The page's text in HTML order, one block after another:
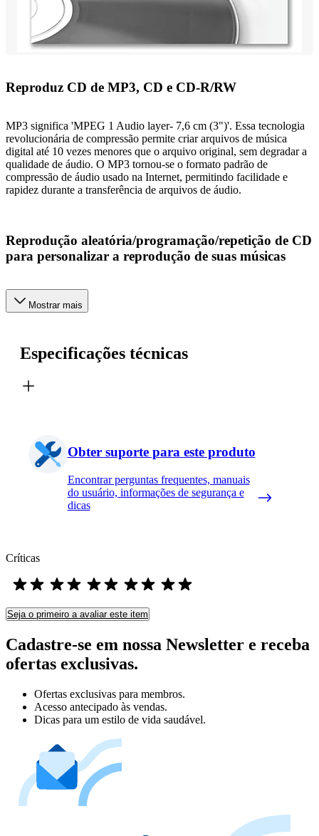
Reproduz CD de MP3, CD e CD-R/RW
MP3 significa 'MPEG 1 Audio layer- 7,6 cm (3")'. Essa tecnologia
revolucionária de compressão permite criar arquivos de música
digital até 10 vezes menores que o arquivo original, sem degradar a
qualidade de áudio. O MP3 tornou-se o formato padrão de
compressão de áudio usado na Internet, permitindo facilidade e
rapidez durante a transferência de arquivos de áudio.
Reprodução aleatória/programação/repetição de CD
para personalizar a reprodução de suas músicas
Mostrar mais
Especificações técnicas
Obter suporte para este produto
Encontrar perguntas frequentes, manuais
do usuário, informações de segurança e
dicas
Críticas
Seja o primeiro a avaliar este item
Cadastre-se em nossa Newsletter e receba
ofertas exclusivas.
Ofertas exclusivas para membros.
Acesso antecipado às vendas.
Dicas para um estilo de vida saudável.